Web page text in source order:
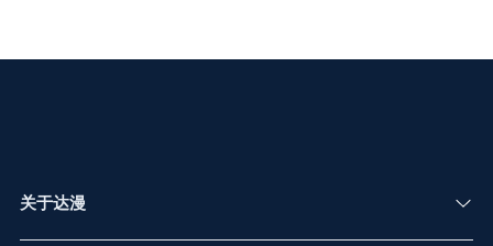
关于达漫